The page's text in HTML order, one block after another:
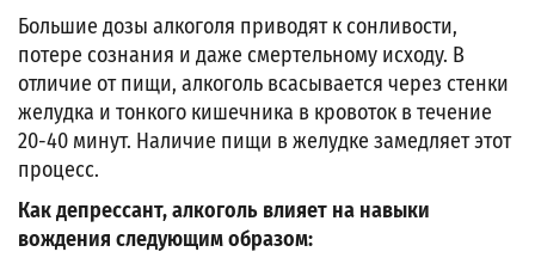
Большие дозы алкоголя приводят к сонливости,
потере сознания и даже смертельному исходу. В
отличие от пищи, алкоголь всасывается через стенки
желудка и тонкого кишечника в кровоток в течение
20-40 минут. Наличие пищи в желудке замедляет этот
процесс.
Как депрессант, алкоголь влияет на навыки
вождения следующим образом: